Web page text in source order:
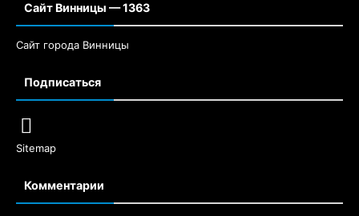
Сайт Винницы — 1363
Сайт города Винницы
Подписаться
Sitemap
Комментарии